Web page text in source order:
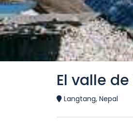
El valle
Langtang, Nepal